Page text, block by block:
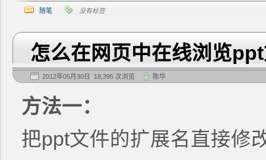
随笔 没有标签
怎么在网页中在线浏览
2012年05月30日 18,395 次浏览 陈华
方法一：
把ppt文件的扩展名直接修